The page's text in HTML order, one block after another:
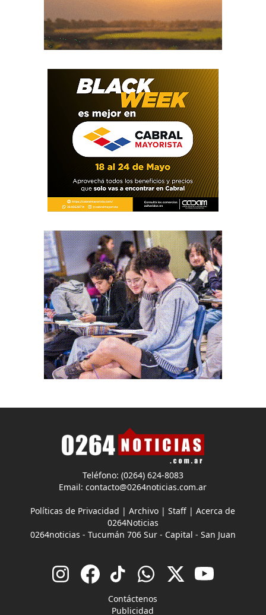
Teléfono: (0264) 624-8083
Email:contacto@0264noticias.com.ar
Políticas de Privacidad |Archivo |Staff |Acerca de
0264Noticias
0264noticias - Tucumán 706 Sur - Capital - San Juan
Contáctenos
Publicidad